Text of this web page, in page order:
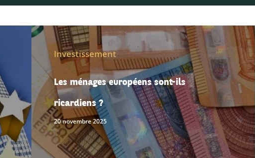
Investissement
Les ménages européens sont-ils
ricardiens ?
20 novembre 2025